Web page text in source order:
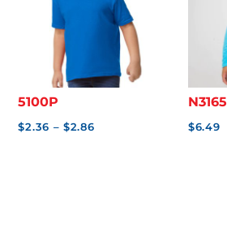
5100P
$2.36 – $2.86Price
N3165
$6.49